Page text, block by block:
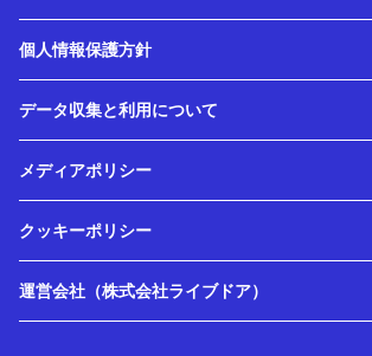
個人情報保護方針
データ収集と利用について
メディアポリシー
クッキーポリシー
運営会社（株式会社ライブドア）